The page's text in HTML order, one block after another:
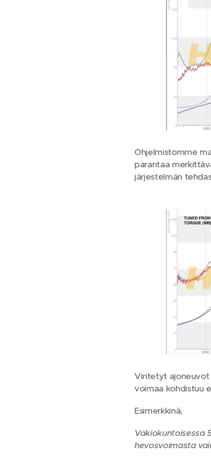
Ohjelmistomme
parantaa
järjestelmän
Viritetyt ajoneuvot
voimaa kohdistuu
Esimerkkinä,
Vakiokuntoisessa
hevosvoimasta